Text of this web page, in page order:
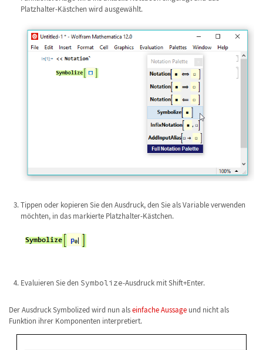
Platzhalter-Kästchen wird ausgewählt.
Tippen oder kopieren Sie den Ausdruck, den Sie als Variable verwenden
möchten, in das markierte Platzhalter-Kästchen.
Evaluieren Sie den Symbolize-Ausdruck mit Shift+Enter.
Der Ausdruck Symbolized wird nun alseinfache Aussage und nicht als
Funktion ihrer Komponenten interpretiert.